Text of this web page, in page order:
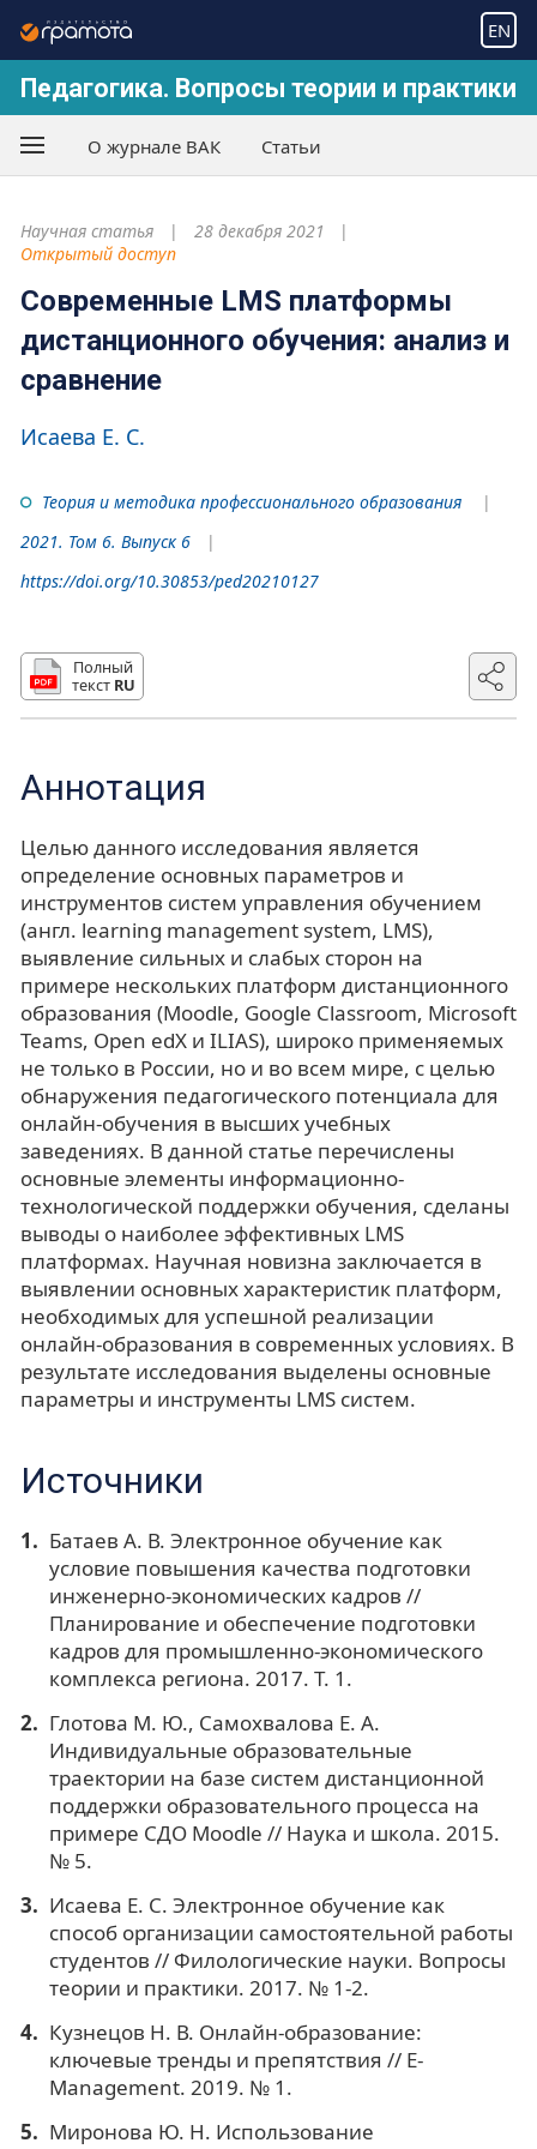
EN
Педагогика. Вопросы теории и практики
О журнале ВАК Статьи
Научная статья
28 декабря 2021
Открытый доступ
Современные LMS платформы
дистанционного обучения: анализ и
сравнение
Исаева Е. С.
Теория и методика профессионального образования
2021. Том 6. Выпуск 6
https://doi.org/10.30853/ped20210127
Полный
текст RU
Аннотация
Целью данного исследования является
определение основных параметров и
инструментов систем управления обучением
(англ. learning management system, LMS),
выявление сильных и слабых сторон на
примере нескольких платформ дистанционного
образования (Moodle, Google Classroom, Microsoft
Teams, Open edX и ILIAS), широко применяемых
не только в России, но и во всем мире, с целью
обнаружения педагогического потенциала для
онлайн-обучения в высших учебных
заведениях. В данной статье перечислены
основные элементы информационно-
технологической поддержки обучения, сделаны
выводы о наиболее эффективных LMS
платформах. Научная новизна заключается в
выявлении основных характеристик платформ,
необходимых для успешной реализации
онлайн-образования в современных условиях. В
результате исследования выделены основные
параметры и инструменты LMS систем.
Источники
Батаев А. В. Электронное обучение как
условие повышения качества подготовки
инженерно-экономических кадров //
Планирование и обеспечение подготовки
кадров для промышленно-экономического
комплекса региона. 2017. Т. 1.
Глотова М. Ю., Самохвалова Е. А.
Индивидуальные образовательные
траектории на базе систем дистанционной
поддержки образовательного процесса на
примере СДО Moodle // Наука и школа. 2015.
№ 5.
Исаева Е. С. Электронное обучение как
способ организации самостоятельной работы
студентов // Филологические науки. Вопросы
теории и практики. 2017. № 1-2.
Кузнецов Н. В. Онлайн-образование:
ключевые тренды и препятствия // E-
Management. 2019. № 1.
Миронова Ю. Н. Использование